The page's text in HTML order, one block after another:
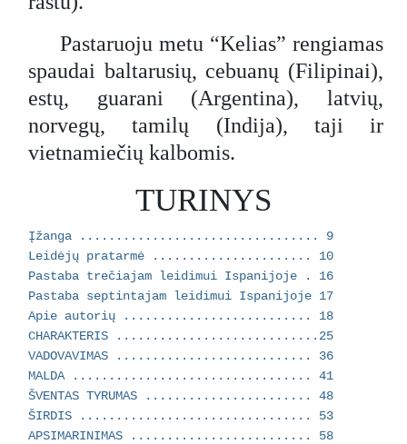
Pastaruoju metu “Kelias” rengiamas
spaudai baltarusių, cebuanų (Filipinai),
estų, guarani (Argentina), latvių,
norvegų, tamilų (Indija), taji ir
vietnamiečių kalbomis.
TURINYS
Įžanga ................................. 9
Leidėjų pratarmė ...................... 10
Pastaba trečiajam leidimui Ispanijoje . 16
Pastaba septintajam leidimui Ispanijoje 17
Apie autorių .......................... 18
CHARAKTERIS ............................25
VADOVAVIMAS ........................... 36
MALDA ................................. 41
ŠVENTAS TYRUMAS ....................... 48
ŠIRDIS ................................ 53
APSIMARINIMAS ......................... 58